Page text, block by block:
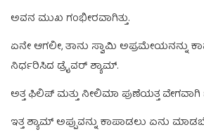
ಅವನ ಮುಖ ಗಂಭೀರವಾಗಿತ್ತು.
ಏನೇ ಆಗಲೀ, ತಾನು ಸ್ವಾಮಿ ಅಪ್ರಮೇಯನನ್ನು
ನಿರ್ಧರಿಸಿದ ಡ್ರೈವರ್‌ ಶ್ಯಾಮ್.‌
ಅತ್ತ ಫಿಲಿಪ್‌ ಮತ್ತು ನೀಲಿಮಾ ಪುಣೆಯತ್ತ ವೇಗವಾಗಿ
ಇತ್ತ ಶ್ಯಾಮ್‌ ಅಪ್ಪುವನ್ನು ಕಾಪಾಡಲು ಏನು